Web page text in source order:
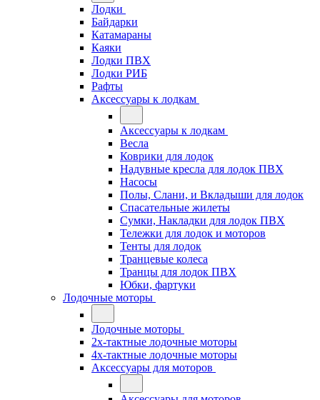
Лодки
Байдарки
Катамараны
Каяки
Лодки ПВХ
Лодки РИБ
Рафты
Аксессуары к лодкам
Аксессуары к лодкам
Весла
Коврики для лодок
Надувные кресла для лодок ПВХ
Насосы
Полы, Слани, и Вкладыши для лодок
Спасательные жилеты
Сумки, Накладки для лодок ПВХ
Тележки для лодок и моторов
Тенты для лодок
Транцевые колеса
Транцы для лодок ПВХ
Юбки, фартуки
Лодочные моторы
Лодочные моторы
2х-тактные лодочные моторы
4х-тактные лодочные моторы
Аксессуары для моторов